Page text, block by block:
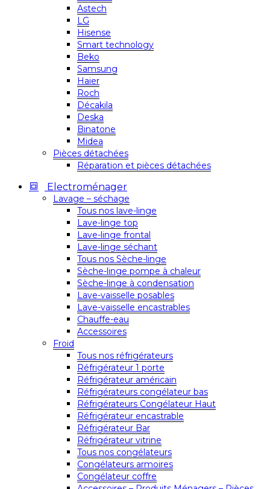
Astech
LG
Hisense
Smart technology
Beko
Samsung
Haier
Roch
Décakila
Deska
Binatone
Midea
Pièces détachées
Réparation et pièces détachées
Electroménager
Lavage – séchage
Tous nos lave-linge
Lave-linge top
Lave-linge frontal
Lave-linge séchant
Tous nos Sèche-linge
Sèche-linge pompe à chaleur
Sèche-linge à condensation
Lave-vaisselle posables
Lave-vaisselle encastrables
Chauffe-eau
Accessoires
Froid
Tous nos réfrigérateurs
Réfrigérateur 1 porte
Réfrigérateur américain
Réfrigérateurs congélateur bas
Réfrigérateurs Congélateur Haut
Réfrigérateur encastrable
Réfrigérateur Bar
Réfrigérateur vitrine
Tous nos congélateurs
Congélateurs armoires
Congélateur coffre